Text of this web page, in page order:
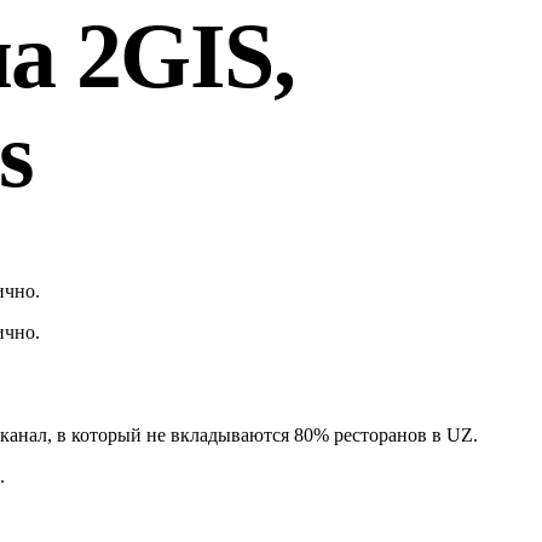
2GIS,
в который не вкладываются 80% ресторанов в UZ.